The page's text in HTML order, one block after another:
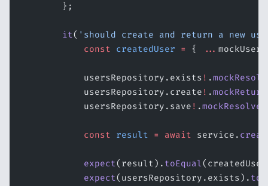
        };
        it
( 'should create and return a new
            const
createdUser = { ...
            usersRepository.exists
! .
            usersRepository.create
! .
            usersRepository.save
! .
            const
result = await service.
            expect
(result). toEqual
            expect
(usersRepository.exists).